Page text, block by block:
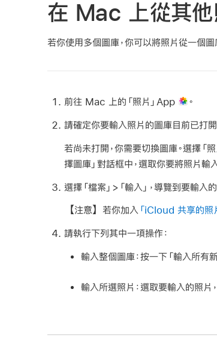
在 Mac 上從其他
若你使用多個圖庫，你可以將照片從一個圖
前往 Mac 上的「照片」App 。
請確定你要輸入照片的圖庫目前已打開
若尚未打開，你需要切換圖庫。選擇「
擇圖庫」對話框中，選取你要將照片輸
選擇「檔案」>「輸入」，導覽到要輸入
【注意】 若你加入 「iCloud 共享的照
請執行下列其中一項操作：
輸入整個圖庫：按一下「輸入所有新
輸入所選照片：選取要輸入的照片